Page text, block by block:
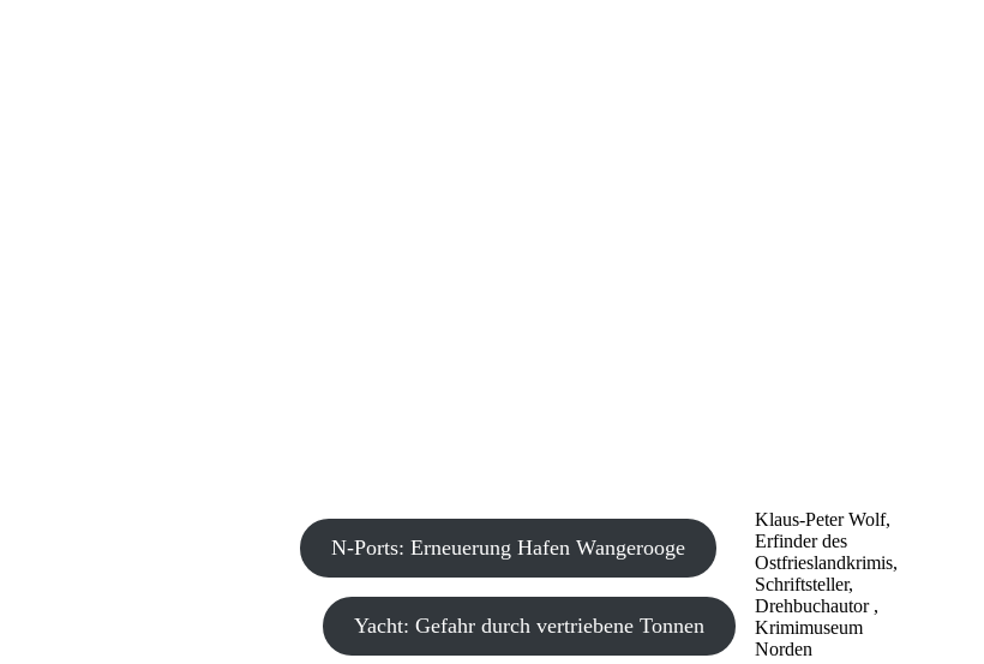
Klaus-Peter Wolf,
Erfinder des
Ostfrieslandkrimis,
Schriftsteller,
Drehbuchautor ,
Krimimuseum
Norden
N-Ports: Erneuerung Hafen Wangerooge
Yacht: Gefahr durch vertriebene Tonnen